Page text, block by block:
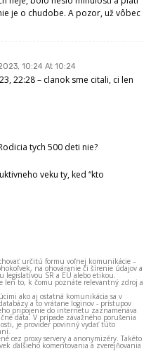
je o chudobe. A pozor, už vôbec
10:24 At 10:24
22:28 – clanok sme citali, ci len
tych 500 deti nie?
veku ty, ked “kto
určitú formu voľnej komunikácie –
na ohováranie či šírenie údajov a
legislatívou SR a EÚ alebo etikou.
len to, k čomu poznáte relevantný zdroj a
ako aj ostatná komunikácia sa v
a to vrátane loginov - prístupov
pripojenie do internetu zaznamenáva
dáta. V prípade závažného porušenia
je provider povinný vydať túto
cez proxy servery a anonymizéry. Takéto
ďalšieho komentovania a zverejňovania